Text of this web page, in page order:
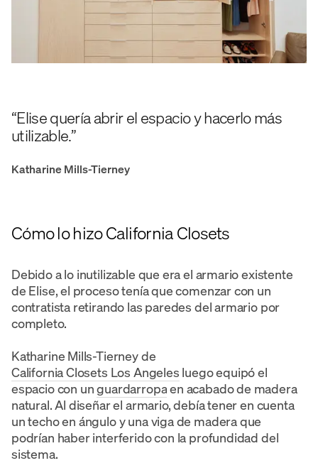
“Elise quería abrir el espacio y hacerlo más
utilizable.”
Katharine Mills-Tierney
Cómo lo hizo California Closets
Debido a lo inutilizable que era el armario existente
de Elise, el proceso tenía que comenzar con un
contratista retirando las paredes del armario por
completo.
Katharine Mills-Tierney de
California Closets Los Angeles luego equipó el
espacio con unguardarropaen acabado de madera
natural. Al diseñar el armario, debía tener en cuenta
un techo en ángulo y una viga de madera que
podrían haber interferido con la profundidad del
sistema.